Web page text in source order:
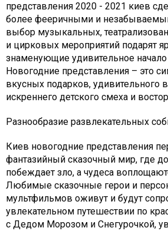
представления 2020 - 2021 киев
более фееричными и
выбор музыкальных,
и цирковых мероприятий подарят
знаменующие удивительное начало
Новогодние представления – это
вкусных подарков, удивительного
искреннего детского смеха и
Разнообразие развлекательных
Киев новогодние представления
фантазийный сказочный мир, где
побеждает зло, а чудеса
Любимые сказочные герои и
мультфильмов оживут и будут
увлекательном путешествии по
с Дедом Морозом и Снегурочкой,